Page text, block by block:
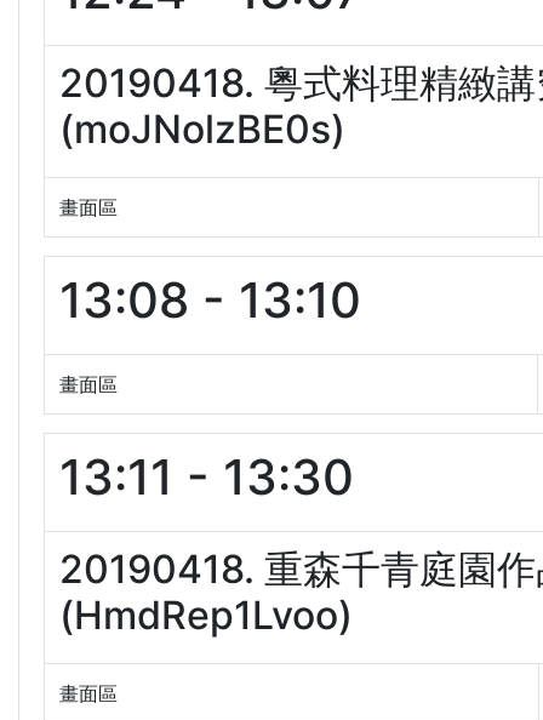
20190418. 粵式料理精緻
(moJNolzBE0s)
畫面區
13:08 - 13:10
畫面區
13:11 - 13:30
20190418. 重森千青庭園
(HmdRep1Lvoo)
畫面區